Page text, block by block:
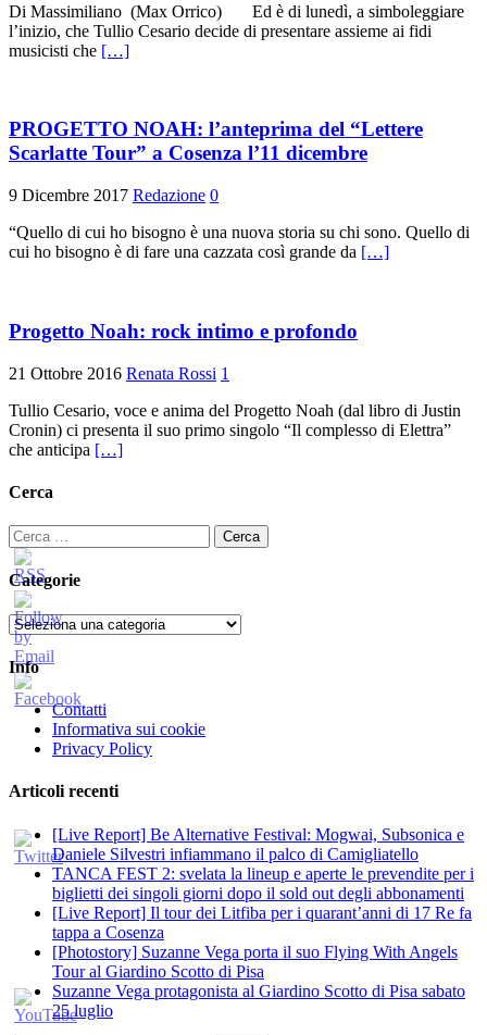
Di Massimiliano (Max Orrico) Ed è di lunedì, a simboleggiare
l’inizio, che Tullio Cesario decide di presentare assieme ai fidi
musicisti che […]
PROGETTO NOAH: l’anteprima del “Lettere
Scarlatte Tour” a Cosenza l’11 dicembre
9 Dicembre 2017 Redazione 0
“Quello di cui ho bisogno è una nuova storia su chi sono. Quello di
cui ho bisogno è di fare una cazzata così grande da […]
Progetto Noah: rock intimo e profondo
21 Ottobre 2016 Renata Rossi 1
Tullio Cesario, voce e anima del Progetto Noah (dal libro di Justin
Cronin) ci presenta il suo primo singolo “Il complesso di Elettra”
che anticipa […]
Cerca
Ricerca
per:
Categorie
Categorie
Info
Contatti
Informativa sui cookie
Privacy Policy
Articoli recenti
[Live Report] Be Alternative Festival: Mogwai, Subsonica e
Daniele Silvestri infiammano il palco di Camigliatello
TANCA FEST 2: svelata la lineup e aperte le prevendite per i
biglietti dei singoli giorni dopo il sold out degli abbonamenti
[Live Report] Il tour dei Litfiba per i quarant’anni di 17 Re fa
tappa a Cosenza
[Photostory] Suzanne Vega porta il suo Flying With Angels
Tour al Giardino Scotto di Pisa
Suzanne Vega protagonista al Giardino Scotto di Pisa sabato
25 luglio